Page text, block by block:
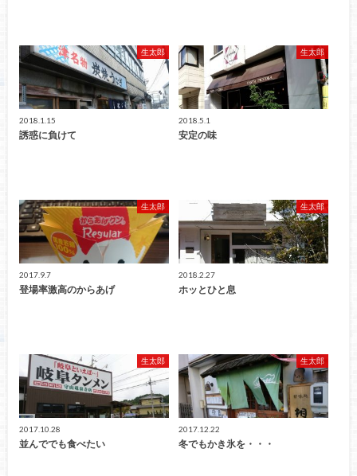
生太郎
2018.1.15
誘惑に負けて
生太郎
2018.5.1
安定の味
生太郎
2017.9.7
登場率激高のからあげ
生太郎
2018.2.27
ホッとひと息
生太郎
2017.10.28
並んででも食べたい
生太郎
2017.12.22
冬でもかき氷を・・・